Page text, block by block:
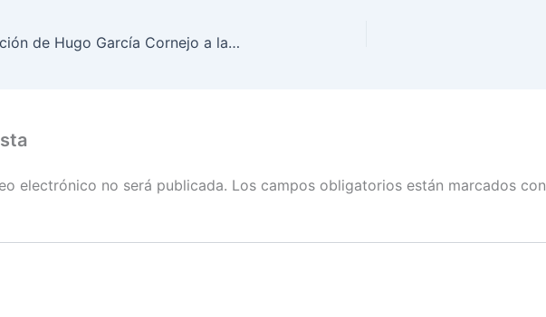
Reconoce INE la contribución de Hugo García Cornejo a la democracia
electrónico no será publicada. Los campos obligatorios están marcados con